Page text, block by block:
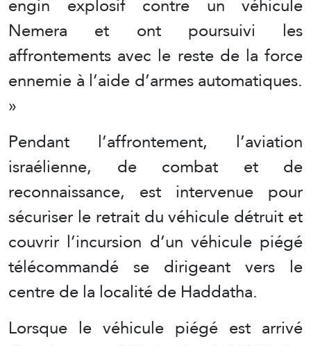
Nemera et ont poursuivi les
affrontements avec le reste de la force
ennemie à l’aide d’armes automatiques.
»
Pendant l’affrontement, l’aviation
israélienne, de combat et de
reconnaissance, est intervenue pour
sécuriser le retrait du véhicule détruit et
couvrir l’incursion d’un véhicule piégé
télécommandé se dirigeant vers le
centre de la localité de Haddatha.
Lorsque le véhicule piégé est arrivé